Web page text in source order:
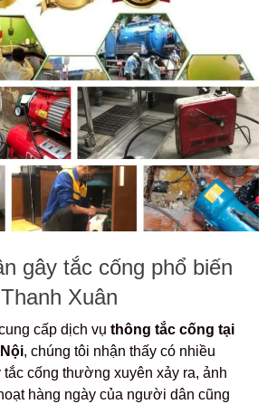
gây tắc cống phổ biến
Xuân
cấp dịch vụ thông tắc cống tại
, chúng tôi nhận thấy có nhiều
tắc cống thường xuyên xảy ra, ảnh
hàng ngày của người dân cũng